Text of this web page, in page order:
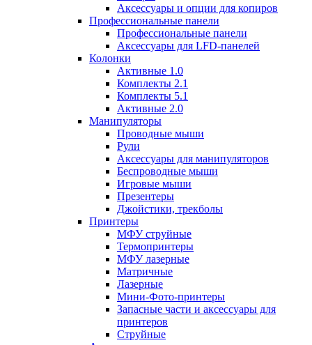
Аксессуары и опции для копиров
Профессиональные панели
Профессиональные панели
Аксессуары для LFD-панелей
Колонки
Активные 1.0
Комплекты 2.1
Комплекты 5.1
Активные 2.0
Манипуляторы
Проводные мыши
Рули
Аксессуары для манипуляторов
Беспроводные мыши
Игровые мыши
Презентеры
Джойстики, трекболы
Принтеры
МФУ струйные
Термопринтеры
МФУ лазерные
Матричные
Лазерные
Мини-Фото-принтеры
Запасные части и аксессуары для
принтеров
Струйные